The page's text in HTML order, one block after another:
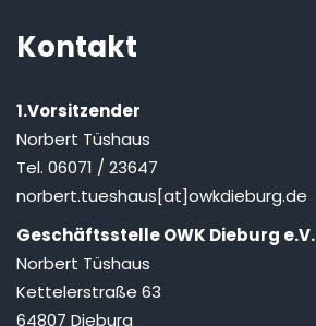
Kontakt
1.Vorsitzender
Norbert Tüshaus
Tel. 06071 / 23647
norbert.tueshaus[at]owkdieburg.de
Geschäftsstelle OWK Dieburg e.V.
Norbert Tüshaus
Kettelerstraße 63
64807 Dieburg